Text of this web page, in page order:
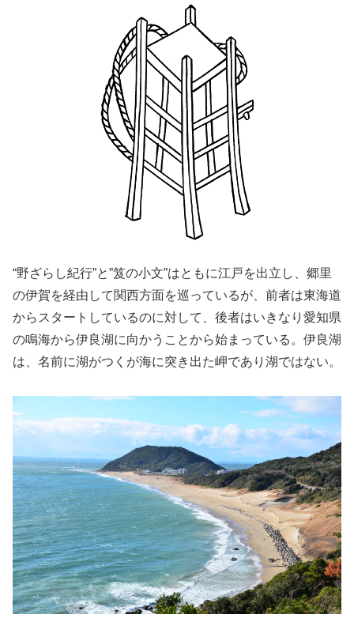
“野ざらし紀行”と”笈の小文”はともに江戸を出立し、郷里
の伊賀を経由して関西方面を巡っているが、前者は東海道
からスタートしているのに対して、後者はいきなり愛知県
の鳴海から伊良湖に向かうことから始まっている。伊良湖
は、名前に湖がつくが海に突き出た岬であり湖ではない。